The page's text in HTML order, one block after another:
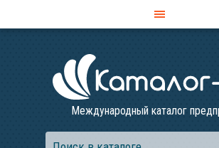
Международный каталог